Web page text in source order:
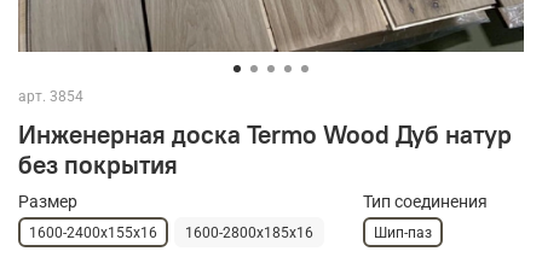
арт. 3854
Инженерная доска Termo Wood Дуб натур
без покрытия
Размер
1600-2400х155х16 1600-2800х185х16
Тип соединения
Шип-паз